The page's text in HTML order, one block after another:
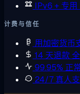
IPv6 + 专
计费与信任
用加密货币
14 天退款
99.95% 正
24/7 真人